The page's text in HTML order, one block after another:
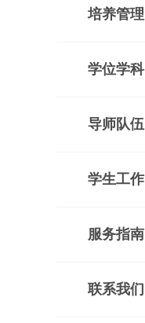
培养管理
学位学科
导师队伍
学生工作
服务指南
联系我们